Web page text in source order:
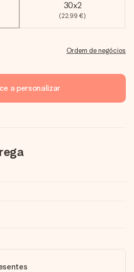
30x2
(22,99 €)
Ordem de negócios
a personalizar